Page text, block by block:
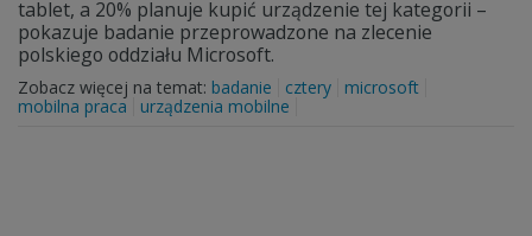
tablet, a 20% planuje kupić urządzenie tej kategorii –
pokazuje badanie przeprowadzone na zlecenie
polskiego oddziału Microsoft.
Zobacz więcej na temat: badanie cztery
microsoft
mobilna praca
urządzenia mobilne